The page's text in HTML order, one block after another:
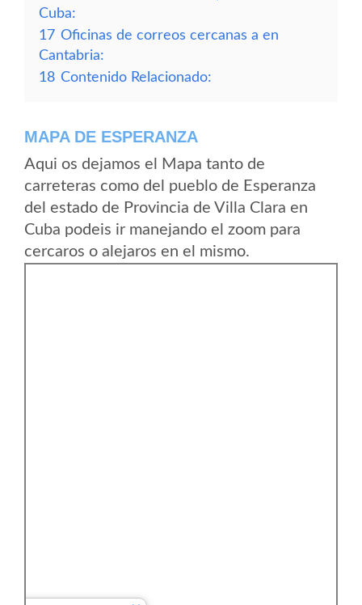
Cuba:
17 Oficinas de correos cercanas a en
Cantabria:
18 Contenido Relacionado:
MAPA DE ESPERANZA
Aqui os dejamos el Mapa tanto de
carreteras como del pueblo de Esperanza
del estado de Provincia de Villa Clara en
Cuba podeis ir manejando el zoom para
cercaros o alejaros en el mismo.